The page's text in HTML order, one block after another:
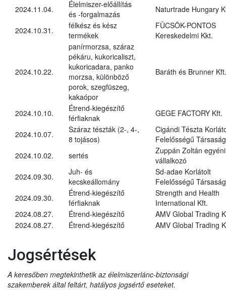
2024.11.04.
Élelmiszer-előállítás
és -forgalmazás
Naturtrade Hungary
2024.10.31.
félkész és kész
termékek
FÜCSÖK-PONTOS
Kereskedelmi Kkt.
2024.10.22.
panírmorzsa, száraz
pékáru, kukoricaliszt,
kukoricadara, panko
morzsa, különböző
porok, szegfüszeg,
kakaópor
Baráth és Brunner Kft.
2024.10.10.
Étrend-kiegészítő
férfiaknak
GEGE FACTORY Kft.
2024.10.07.
Száraz tészták (2-, 4-,
8 tojásos)
Cigándi Tészta
Felelősségű Társaság
2024.10.02.
sertés
Zuppán Zoltán egyéni
vállalkozó
2024.09.30.
Juh- és
kecskeállomány
Sd-adae Korlátolt
Felelősségű Társaság
2024.09.30.
Étrend-kiegészítő
férfiaknak
Strength and Health
International Kft.
2024.08.27.
Étrend-kiegészítő
AMV Global Trading
2024.08.27.
Étrend-kiegészítő AMV Global Trading
Jogsértések
A keresőben megtekinthetik az élelmiszerlánc-biztonsági
szakemberek által feltárt, hatályos jogsértő eseteket.